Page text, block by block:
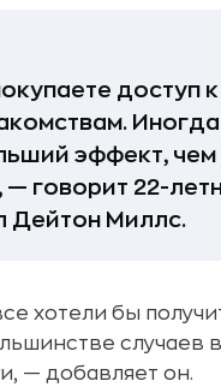
доступ к
Иногда
эффект, чем
— говорит 22-
Дейтон Миллс.
хотели бы
случаев
— добавляет он.